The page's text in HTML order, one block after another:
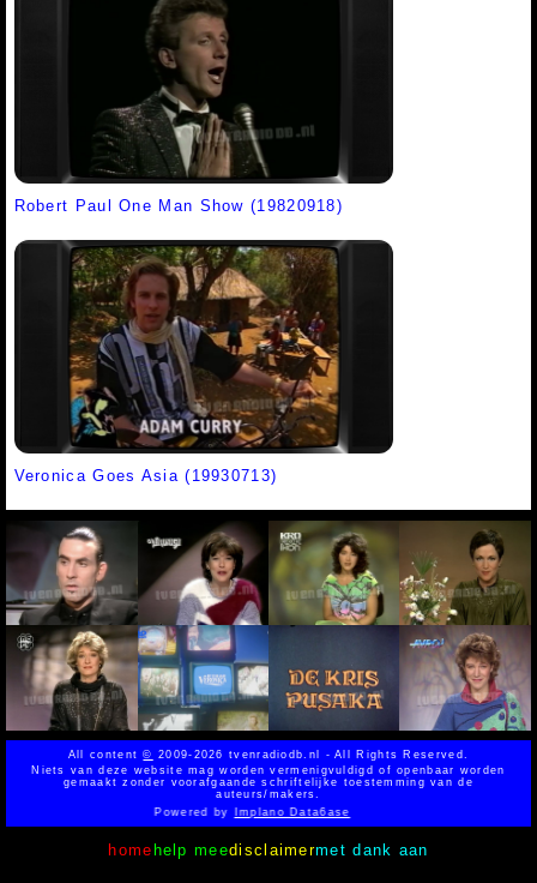
Robert Paul One Man Show (19820918)
Veronica Goes Asia (19930713)
All content© 2009-2026 tvenradiodb.nl - All Rights Reserved.
Niets van deze website mag worden vermenigvuldigd of openbaar worden
gemaakt zonder voorafgaande schriftelijke toestemming van de
auteurs/makers.
Powered byImplano Data6ase
home help meedisclaimermet dank aan